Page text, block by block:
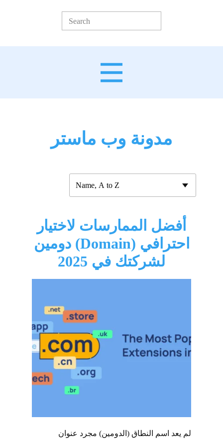
مدونة وب ماستر
أفضل الممارسات لاختيار
دومين (Domain) احترافي
لشركتك في 2025
لم يعد اسم النطاق (الدومين) مجرد عنوان